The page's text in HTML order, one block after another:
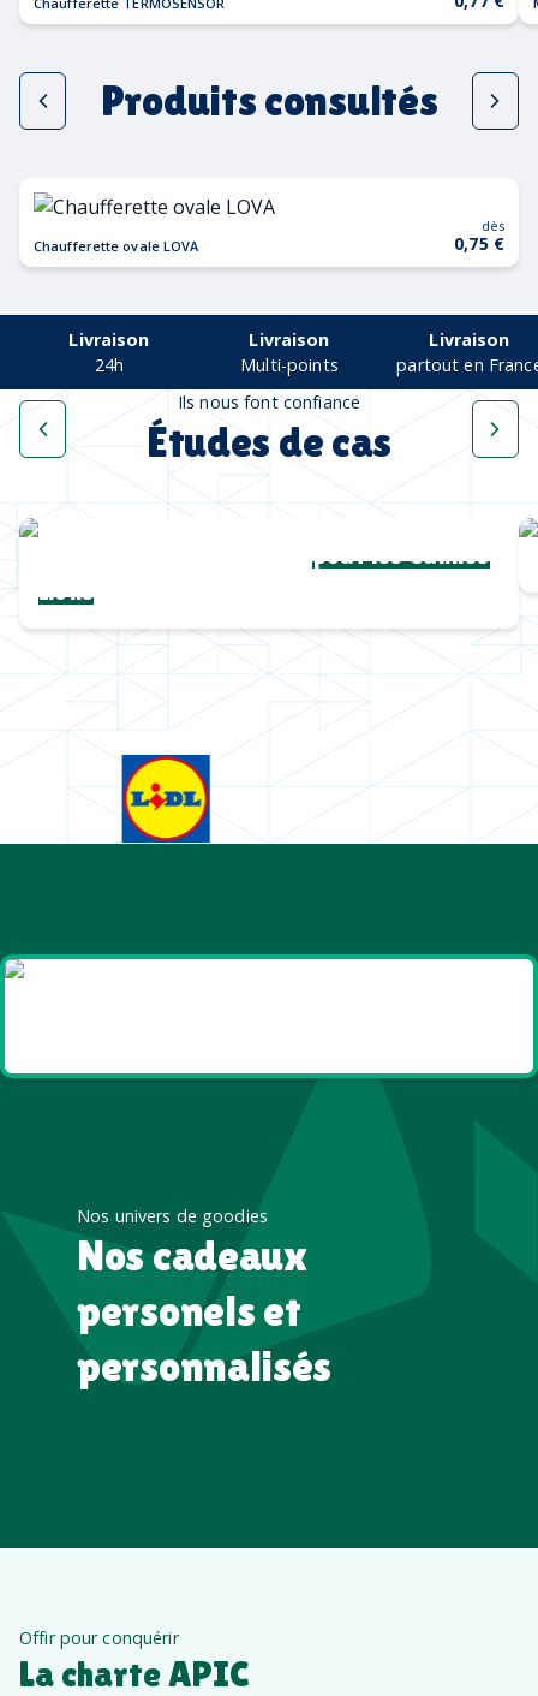
Produits consultés
Chaufferette ovale LOVA
dès
0,75 €
Livraison
24h
Livraison
Multi-points
Livraison
partout en
Ils nous font confiance
Études de cas
Une collection complètepour les Cannes
Lions
Nos univers de goodies
Nos cadeaux
personels et
personnalisés
Offir pour conquérir
La charte APIC